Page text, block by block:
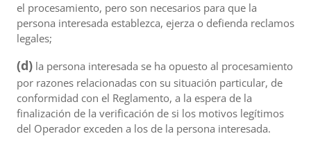
el procesamiento, pero son necesarios para que la
persona interesada establezca, ejerza o defienda reclamos
legales;
(d) la persona interesada se ha opuesto al procesamiento
por razones relacionadas con su situación particular, de
conformidad con el Reglamento, a la espera de la
finalización de la verificación de si los motivos legítimos
del Operador exceden a los de la persona interesada.